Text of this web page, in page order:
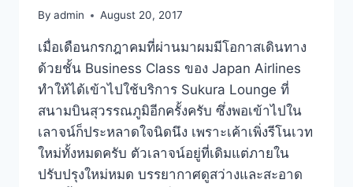
By admin August 20, 2017
เมื่อเดือนกรกฎาคมที่ผ่านมาผมมีโอกาสเดินทาง
ด้วยชั้น Business Class ของ Japan Airlines
ทำให้ได้เข้าไปใช้บริการ Sukura Lounge ที่
สนามบินสุวรรณภูมิอีกครั้งครับ ซึ่งพอเข้าไปใน
เลาจน์ก็ประหลาดใจนิดนึง เพราะเค้าเพิ่งรีโนเวท
ใหม่ทั้งหมดครับ ตัวเลาจน์อยู่ที่เดิมแต่ภายใน
ปรับปรุงใหม่หมด บรรยากาศดูสว่างและสะอาด